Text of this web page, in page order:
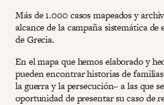
Más de 1.000 casos mapeados y
alcance de la campaña sistemática
de Grecia.
En el mapa que hemos elaborado y
pueden encontrar historias de
la guerra y la persecución– a las que
oportunidad de presentar su caso de